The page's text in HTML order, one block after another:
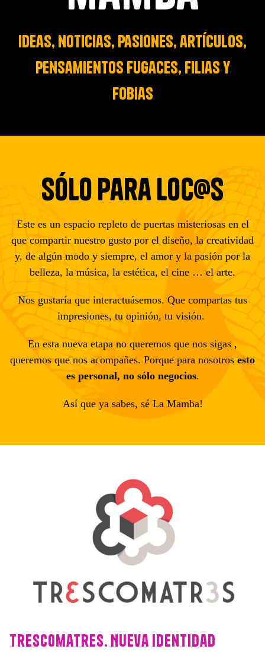
ideas, noticias, pasiones, artículos,
pensamientos fugaces, filias y
fobias
sólo para loc@s
Este es un espacio repleto de puertas misteriosas en el
que compartir nuestro gusto por el diseño, la creatividad
y, de algún modo y siempre, el amor y la pasión por la
belleza, la música, la estética, el cine … el arte.
Nos gustaría que interactuásemos. Que compartas tus
impresiones, tu opinión, tu visión.
En esta nueva etapa no queremos que nos sigas ,
queremos que nos acompañes. Porque para nosotros esto
es personal, no sólo negocios.
Así que ya sabes, sé La Mamba!
Trescomatres. Nueva Identidad